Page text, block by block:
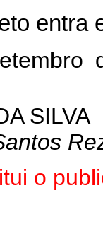
entra
SILVA
o